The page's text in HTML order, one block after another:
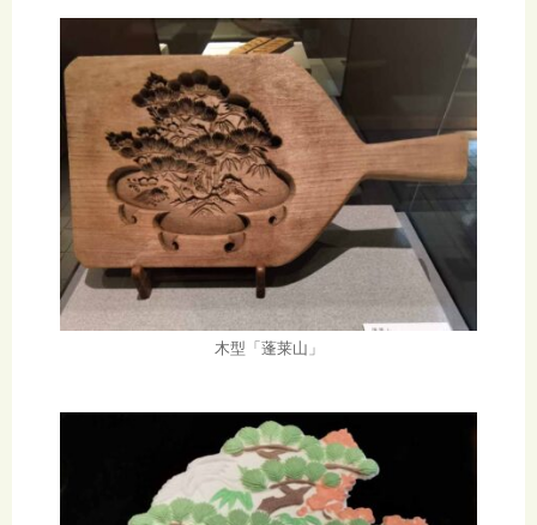
木型「蓬莱山」